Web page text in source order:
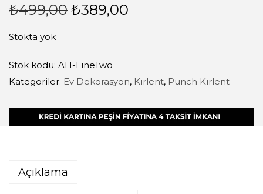
₺499,00 ₺389,00
Stokta yok
Stok kodu: AH-LineTwo
Kategoriler: Ev Dekorasyon, Kırlent, Punch Kırlent
Açıklama